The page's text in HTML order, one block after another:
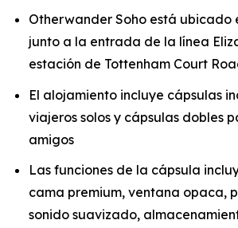
Otherwander Soho está ubicado
junto a la entrada de la línea
estación de Tottenham Court
El alojamiento incluye cápsulas
viajeros solos y cápsulas dobles
amigos
Las funciones de la cápsula
cama premium, ventana opaca,
sonido suavizado,